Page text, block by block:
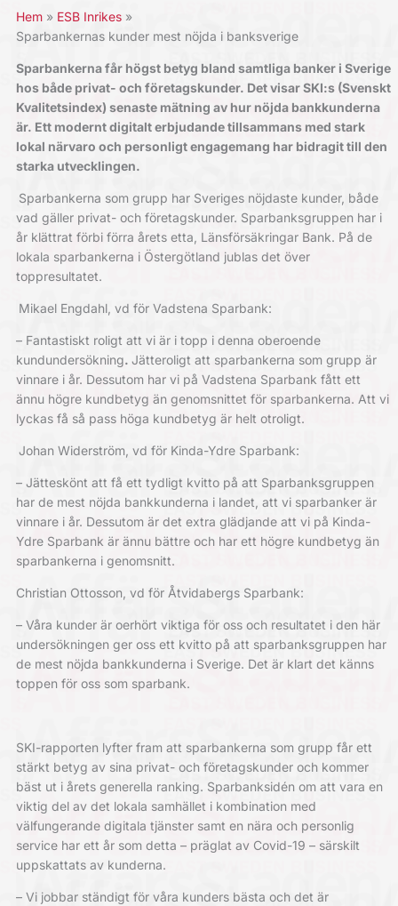
Hem
ESB Inrikes
Sparbankernas kunder mest nöjda i banksverige
Sparbankerna får högst betyg bland samtliga banker i Sverige
hos både privat- och företagskunder. Det visar SKI:s (Svenskt
Kvalitetsindex) senaste mätning av hur nöjda bankkunderna
är. Ett modernt digitalt erbjudande tillsammans med stark
lokal närvaro och personligt engagemang har bidragit till den
starka utvecklingen.
Sparbankerna som grupp har Sveriges nöjdaste kunder, både
vad gäller privat- och företagskunder. Sparbanksgruppen har i
år klättrat förbi förra årets etta, Länsförsäkringar Bank. På de
lokala sparbankerna i Östergötland jublas det över
toppresultatet.
Mikael Engdahl, vd för Vadstena Sparbank:
– Fantastiskt roligt att vi är i topp i denna oberoende
kundundersökning. Jätteroligt att sparbankerna som grupp är
vinnare i år. Dessutom har vi på Vadstena Sparbank fått ett
ännu högre kundbetyg än genomsnittet för sparbankerna. Att vi
lyckas få så pass höga kundbetyg är helt otroligt.
Johan Widerström, vd för Kinda-Ydre Sparbank:
– Jätteskönt att få ett tydligt kvitto på att Sparbanksgruppen
har de mest nöjda bankkunderna i landet, att vi sparbanker är
vinnare i år. Dessutom är det extra glädjande att vi på Kinda-
Ydre Sparbank är ännu bättre och har ett högre kundbetyg än
sparbankerna i genomsnitt.
Christian Ottosson, vd för Åtvidabergs Sparbank:
– Våra kunder är oerhört viktiga för oss och resultatet i den här
undersökningen ger oss ett kvitto på att sparbanksgruppen har
de mest nöjda bankkunderna i Sverige. Det är klart det känns
toppen för oss som sparbank.
SKI-rapporten lyfter fram att sparbankerna som grupp får ett
stärkt betyg av sina privat- och företagskunder och kommer
bäst ut i årets generella ranking. Sparbanksidén om att vara en
viktig del av det lokala samhället i kombination med
välfungerande digitala tjänster samt en nära och personlig
service har ett år som detta – präglat av Covid-19 – särskilt
uppskattats av kunderna.
– Vi jobbar ständigt för våra kunders bästa och det är